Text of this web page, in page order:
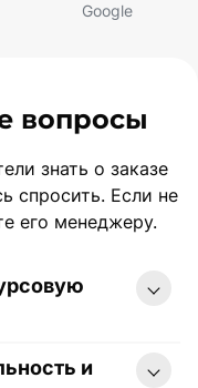
Google
вопросы
знать о заказе
спросить. Если не
его менеджеру.
начинается
и